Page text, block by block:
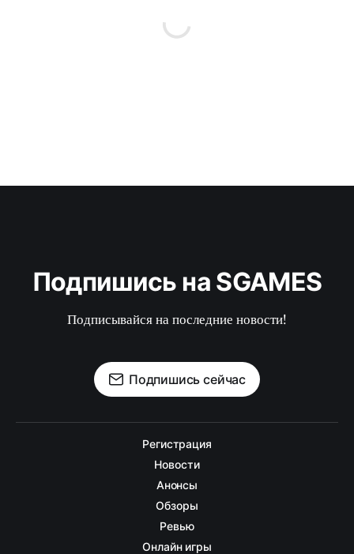
Подпишись на SGAMES
Подписывайся на последние новости!
Подпишись сейчас
Регистрация
Новости
Анонсы
Обзоры
Ревью
Онлайн игры